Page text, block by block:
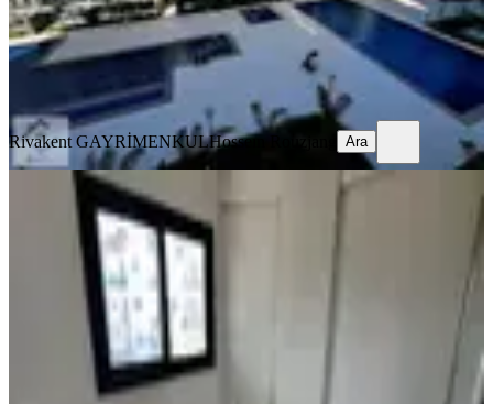
11.200.000 ₺
Rivakent GAYRİMENKULHosseın Rouzjang
Rivakent GAYRİMENKULHosseın Rouzjang Ara
Satılık 2+1 Daire | İskelenin En İyi
Lokasyonlarından Birinde |
İskele, Merkez Mahallesi
·
9.000.000 ₺